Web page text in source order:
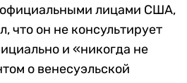
официальными лицами США,
что он не консультирует
и «никогда не
о венесуэльской